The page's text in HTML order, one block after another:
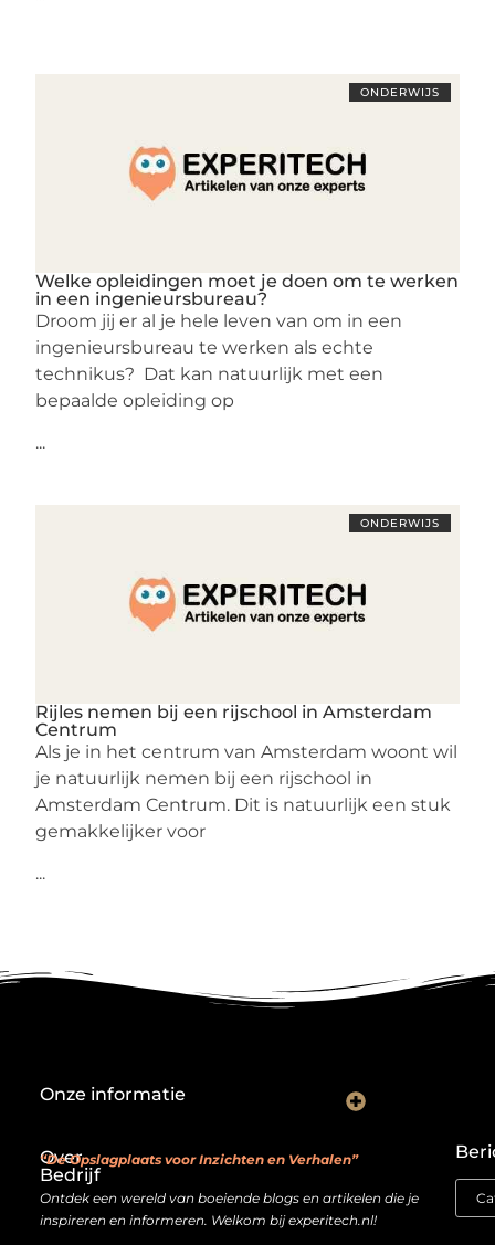
ONDERWIJS
Welke opleidingen moet je doen om te werken
in een ingenieursbureau?
Droom jij er al je hele leven van om in een
ingenieursbureau te werken als echte
technikus? Dat kan natuurlijk met een
bepaalde opleiding op
...
ONDERWIJS
Rijles nemen bij een rijschool in Amsterdam
Centrum
Als je in het centrum van Amsterdam woont wil
je natuurlijk nemen bij een rijschool in
Amsterdam Centrum. Dit is natuurlijk een stuk
gemakkelijker voor
...
Over
Bedrijf
“De Opslagplaats voor Inzichten en Verhalen”
Ontdek een wereld van boeiende blogs en artikelen die je
inspireren en informeren. Welkom bij experitech.nl!
Onze informatie